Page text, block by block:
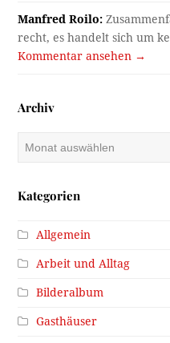
Manfred Roilo:
recht, es handelt sich um
Kommentar ansehen →
Archiv
Kategorien
Allgemein
Arbeit und Alltag
Bilderalbum
Gasthäuser